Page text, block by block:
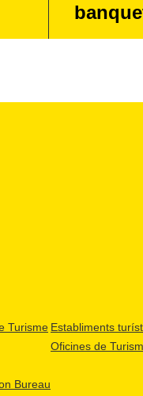
Turisme
Bureau
Establiments
Oficines de